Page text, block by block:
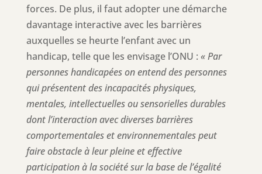
forces. De plus, il faut adopter une démarche
davantage interactive avec les barrières
auxquelles se heurte l’enfant avec un
handicap, telle que les envisage l’ONU : « Par
personnes handicapées on entend des personnes
qui présentent des incapacités physiques,
mentales, intellectuelles ou sensorielles durables
dont l’interaction avec diverses barrières
comportementales et environnementales peut
faire obstacle à leur pleine et effective
participation à la société sur la base de l’égalité